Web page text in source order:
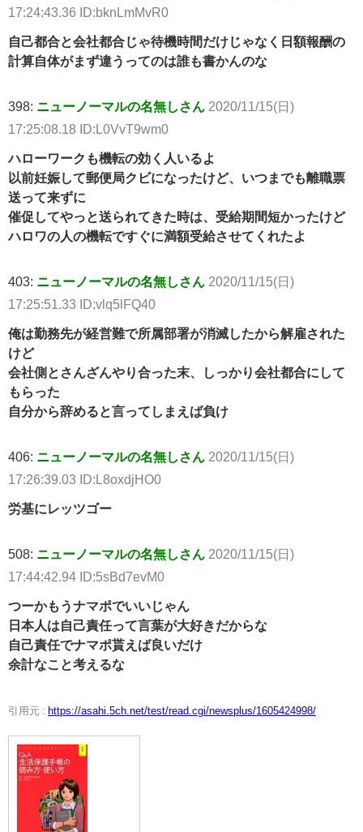
17:24:43.36 ID:bknLmMvR0
自己都合と会社都合じゃ待機時間だけじゃなく日額報酬の
計算自体がまず違うってのは誰も書かんのな
398: ニューノーマルの名無しさん 2020/11/15(日)
17:25:08.18 ID:L0VvT9wm0
ハローワークも機転の効く人いるよ
以前妊娠して郵便局クビになったけど、いつまでも離職票
送って来ずに
催促してやっと送られてきた時は、受給期間短かったけど
ハロワの人の機転ですぐに満額受給させてくれたよ
403: ニューノーマルの名無しさん 2020/11/15(日)
17:25:51.33 ID:vlq5lFQ40
俺は勤務先が経営難で所属部署が消滅したから解雇された
けど
会社側とさんざんやり合った末、しっかり会社都合にして
もらった
自分から辞めると言ってしまえば負け
406: ニューノーマルの名無しさん 2020/11/15(日)
17:26:39.03 ID:L8oxdjHO0
労基にレッツゴー
508: ニューノーマルの名無しさん 2020/11/15(日)
17:44:42.94 ID:5sBd7evM0
つーかもうナマポでいいじゃん
日本人は自己責任って言葉が大好きだからな
自己責任でナマポ貰えば良いだけ
余計なこと考えるな
引用元 : https://asahi.5ch.net/test/read.cgi/newsplus/1605424998/